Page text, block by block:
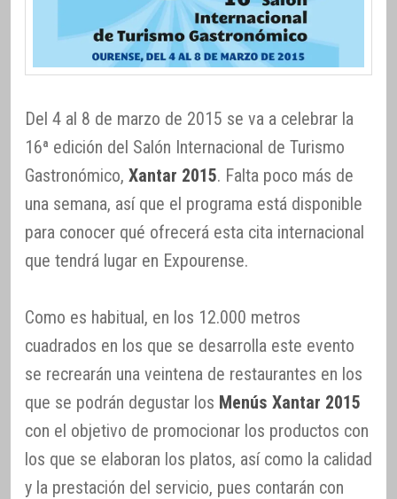
Del 4 al 8 de marzo de 2015 se va a celebrar la
16ª edición del Salón Internacional de Turismo
Gastronómico, Xantar 2015. Falta poco más de
una semana, así que el programa está disponible
para conocer qué ofrecerá esta cita internacional
que tendrá lugar en Expourense.
Como es habitual, en los 12.000 metros
cuadrados en los que se desarrolla este evento
se recrearán una veintena de restaurantes en los
que se podrán degustar los Menús Xantar 2015
con el objetivo de promocionar los productos con
los que se elaboran los platos, así como la calidad
y la prestación del servicio, pues contarán con